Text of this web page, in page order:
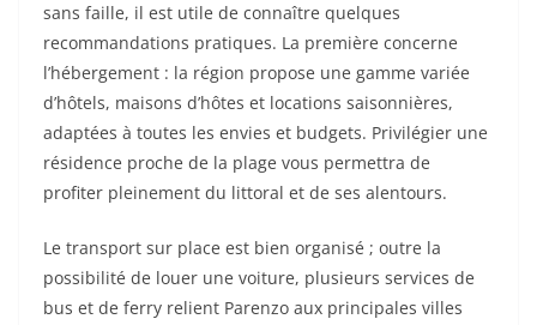
sans faille, il est utile de connaître quelques
recommandations pratiques. La première concerne
l’hébergement : la région propose une gamme variée
d’hôtels, maisons d’hôtes et locations saisonnières,
adaptées à toutes les envies et budgets. Privilégier une
résidence proche de la plage vous permettra de
profiter pleinement du littoral et de ses alentours.
Le transport sur place est bien organisé ; outre la
possibilité de louer une voiture, plusieurs services de
bus et de ferry relient Parenzo aux principales villes